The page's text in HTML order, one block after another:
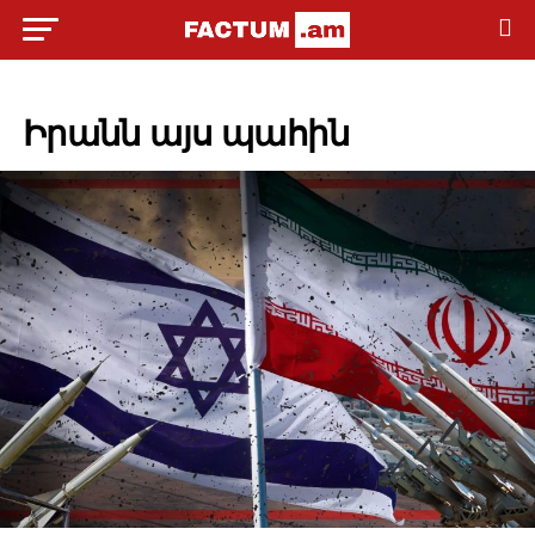
Իրանն այս պահին